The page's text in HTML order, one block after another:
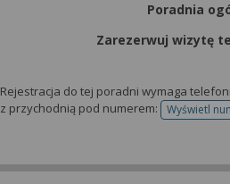
Poradnia
Zarezerwuj wizytę
Rejestracja do tej poradni wymaga
z przychodnią pod numerem:
Wyświetl